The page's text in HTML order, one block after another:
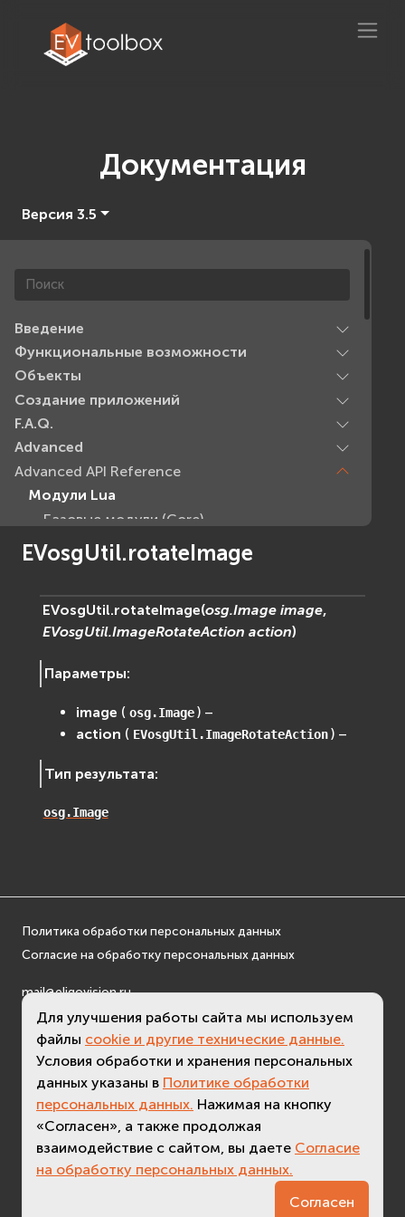
Документация
Версия 3.5
Введение
Функциональные возможности
Объекты
Создание приложений
F.A.Q.
Advanced
Advanced API Reference
Модули Lua
Базовые модули (Core)
EVcommon
evar2
evxml
Граф Сцены (Scene Graph)
EVosgAnimation
EVosgGA
EVosgShadow
EVosgText
osgAnimation
osgDB
osgGA
osgText
osgUtil
osgViewer
bullet
Фаиловая система (File System)
fs
EVosgUtil.rotateImage
EVosgUtil.rotateImage(osg.Image image,
EVosgUtil.ImageRotateAction action)
Параметры:
image ( osg.Image ) –
action ( EVosgUtil.ImageRotateAction ) –
Тип результата:
osg.Image
актуальная версия - 3.7)
Политика обработки персональных данных
Согласие на обработку персональных данных
mail@eligovision.ru
+7 (495) 740 08 16
© ООО "ЭлигоВижн", 2005-2026
Для улучшения работы сайта мы используем
файлы cookie и другие технические данные.
Условия обработки и хранения персональных
данных указаны в Политике обработки
персональных данных. Нажимая на кнопку
«Согласен», а также продолжая
взаимодействие с сайтом, вы даете Согласие
на обработку персональных данных.
Согласен